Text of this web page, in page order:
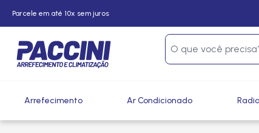
Parcele em até 10x sem juros
Arrefecimento Ar Condicionado